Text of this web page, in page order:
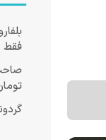
فقط 3۵ میلیون 👀
گردونه